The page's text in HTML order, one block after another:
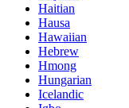
Haitian
Hausa
Hawaiian
Hebrew
Hmong
Hungarian
Icelandic